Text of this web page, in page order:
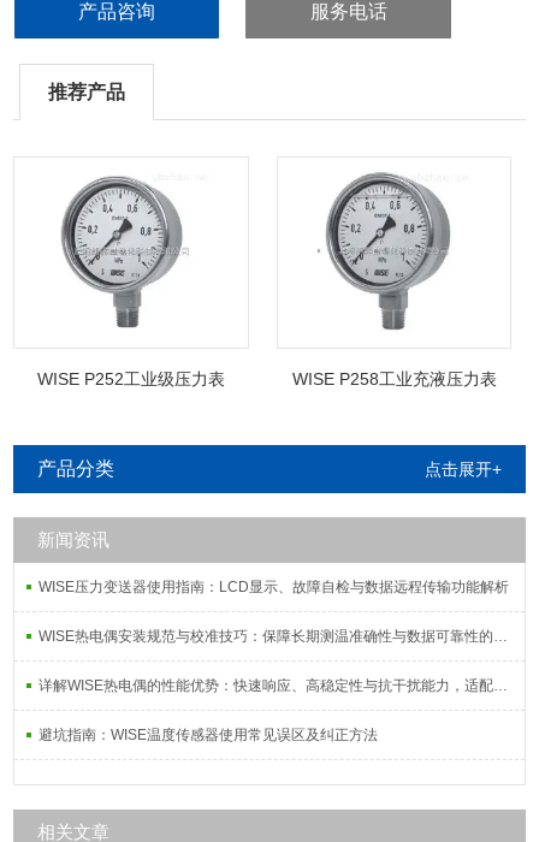
动性能。同时，该传感器几乎可用于任何介质，其工作温度可高达
产品咨询 服务电话
推荐产品
WISE P252工业级压力表 WISE P258工业充液压力表
产品分类 点击展开+
新闻资讯
WISE压力变送器使用指南：LCD显示、故障自检与数据远程传输功能解析
WISE热电偶安装规范与校准技巧：保障长期测温准确性与数据可靠性的系统方案
详解WISE热电偶的性能优势：快速响应、高稳定性与抗干扰能力，适配复杂工况需求
避坑指南：WISE温度传感器使用常见误区及纠正方法
相关文章